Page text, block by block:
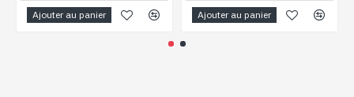
Ajouter au panier Ajouter au panier